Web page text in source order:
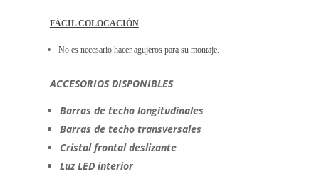
FÁCIL COLOCACIÓN
No es necesario hacer agujeros para su montaje.
ACCESORIOS DISPONIBLES
Barras de techo longitudinales
Barras de techo transversales
Cristal frontal deslizante
Luz LED interior